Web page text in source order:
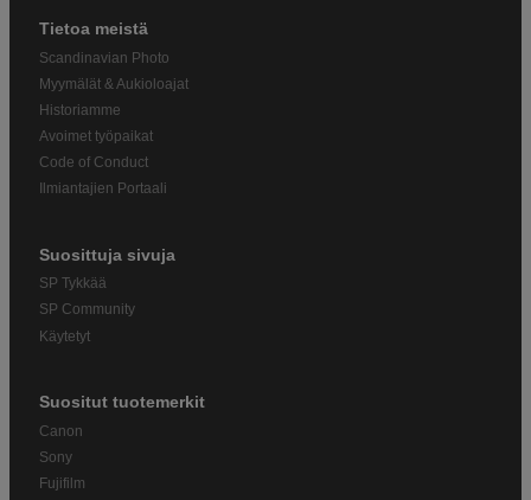
Tietoa meistä
Scandinavian Photo
Myymälät & Aukioloajat
Historiamme
Avoimet työpaikat
Code of Conduct
Ilmiantajien Portaali
Suosittuja sivuja
SP Tykkää
SP Community
Käytetyt
Suositut tuotemerkit
Canon
Sony
Fujifilm